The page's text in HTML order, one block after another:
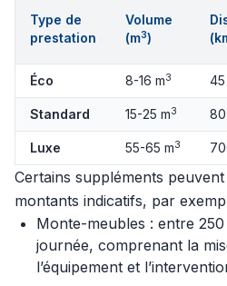
Type de
prestation
Volume
(m3)
Éco 8-16 m3 45
Standard 15-25 m3
Luxe 55-65 m3
Certains suppléments
montants indicatifs, par
Monte-meubles : entre
journée, comprenant la
l’équipement et